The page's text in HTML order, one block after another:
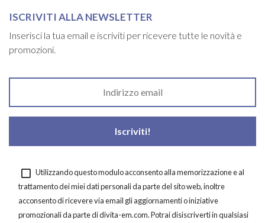
ISCRIVITI ALLA NEWSLETTER
Inserisci la tua email e iscriviti per ricevere tutte le novità e
promozioni.
Utilizzando questo modulo acconsento alla memorizzazione e al
trattamento dei miei dati personali da parte del sito web, inoltre
acconsento di ricevere via email gli aggiornamenti o iniziative
promozionali da parte di divita-em.com. Potrai disiscriverti in qualsiasi